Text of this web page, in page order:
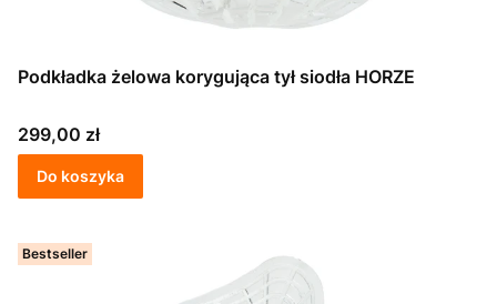
Podkładka żelowa korygująca tył siodła HORZE
Cena
299,00 zł
Do koszyka
Bestseller